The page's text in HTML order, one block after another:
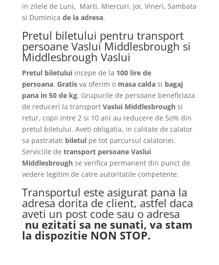
in zilele de Luni, Marti, Miercuri, Joi, Vineri, Sambata
si Duminica de la adresa.
Pretul biletului pentru transport
persoane Vaslui Middlesbrough si
Middlesbrough Vaslui
Pretul biletuluiincepe de la 100 lire de
persoana. Gratisva oferim o masa caldasi bagaj
pana in 50 de kg. Grupurile de persoane beneficiaza
de reduceri la transport Vaslui Middlesbroughsi
retur, copii intre 2 si 10 ani au reducere de 5o% din
pretul biletului. Aveti obligatia, in calitate de calator
sa pastratati biletulpe tot parcursul calatoriei.
Serviciile de transport persoane Vaslui
Middlesbrough se verifica permanent din punct de
vedere legitim de catre autoritatile competente.
Transportul este asigurat pana la
adresa dorita de client, astfel daca
aveti un post code sau o adresa
nu ezitati sa ne sunati, va stam
la dispozitie NON STOP.